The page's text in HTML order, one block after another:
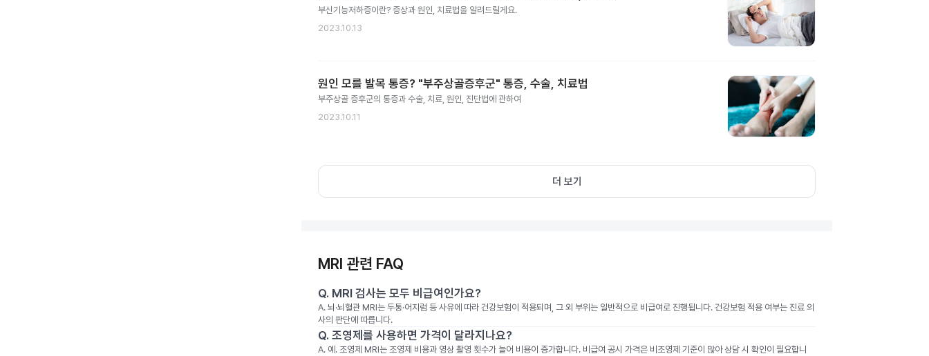
부신기능저하증이란? 증상과 원인, 치료법을 알려드릴게요.
2023.10.13
원인 모를 발목 통증? "부주상골증후군" 통증, 수술, 치료법
부주상골 증후군의 통증과 수술, 치료, 원인, 진단법에 관하여
2023.10.11
더 보기
MRI 관련 FAQ
Q. MRI 검사는 모두 비급여인가요?
A. 뇌·뇌혈관 MRI는 두통·어지럼 등 사유에 따라 건강보험이 적용되며, 그 외 부위는 일반적으로 비급여로 진행됩니다. 건강보험 적용 여부는 진료 의
사의 판단에 따릅니다.
Q. 조영제를 사용하면 가격이 달라지나요?
A. 예. 조영제 MRI는 조영제 비용과 영상 촬영 횟수가 늘어 비용이 증가합니다. 비급여 공시 가격은 비조영제 기준이 많아 상담 시 확인이 필요합니